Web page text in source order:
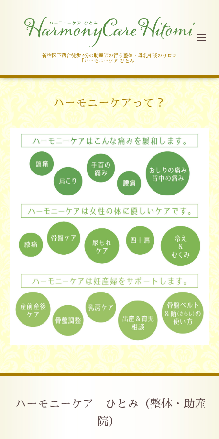
新宿区下落合徒歩2分の助産師の行う整体・母乳相談のサロン
「ハーモニーケア ひとみ」
ハーモニーケアって？
ハーモニーケア ひとみ（整体・助産
院）